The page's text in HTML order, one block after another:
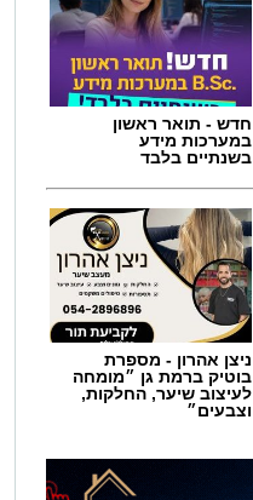
חדש - תואר ראשון
במערכות מידע
בשנתיים בלבד
ניצן אהרון - מספרת
בוטיק ברמת גן ״מומחה
לעיצוב שיער, החלקות,
וצבעים״